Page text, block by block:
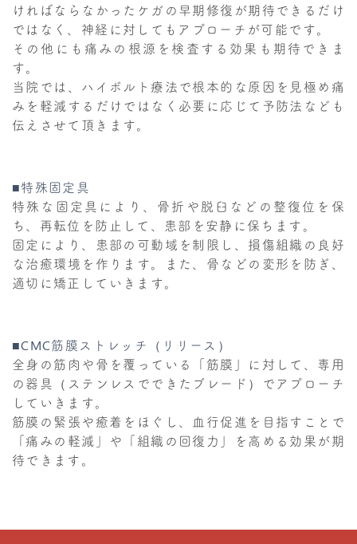
ければならなかったケガの早期修復が期待できるだけ
ではなく、神経に対してもアプローチが可能です。
その他にも痛みの根源を検査する効果も期待できま
す。
当院では、ハイボルト療法で根本的な原因を見極め痛
みを軽減するだけではなく必要に応じて予防法なども
伝えさせて頂きます。
■特殊固定具
特殊な固定具により、骨折や脱臼などの整復位を保
ち、再転位を防止して、患部を安静に保ちます。
固定により、患部の可動域を制限し、損傷組織の良好
な治癒環境を作ります。また、骨などの変形を防ぎ、
適切に矯正していきます。
■CMC筋膜ストレッチ（リリース）
全身の筋肉や骨を覆っている「筋膜」に対して、専用
の器具（ステンレスでできたブレード）でアプローチ
していきます。
筋膜の緊張や癒着をほぐし、血行促進を目指すことで
「痛みの軽減」や「組織の回復力」を高める効果が期
待できます。